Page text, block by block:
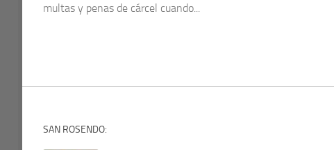
multas y penas de cárcel cuando...
SAN ROSENDO: